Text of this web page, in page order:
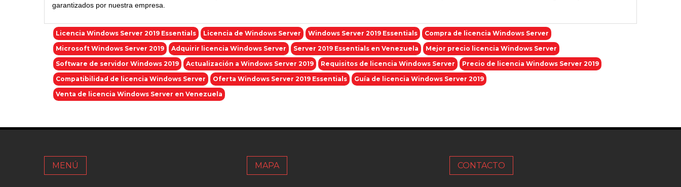
garantizados por nuestra empresa.
Licencia Windows Server 2019 Essentials Licencia de Windows Server Windows Server 2019 Essentials
Compra de licencia Windows Server
Microsoft Windows Server 2019
Adquirir licencia Windows Server Server 2019 Essentials en Venezuela
Mejor precio licencia Windows Server
Software de servidor Windows 2019
Actualización a Windows Server 2019 Requisitos de licencia Windows Server
Precio de licencia Windows Server 2019
Compatibilidad de licencia Windows Server
Oferta Windows Server 2019 Essentials
Guía de licencia Windows Server 2019
Venta de licencia Windows Server en Venezuela
MENÚ MAPA CONTACTO